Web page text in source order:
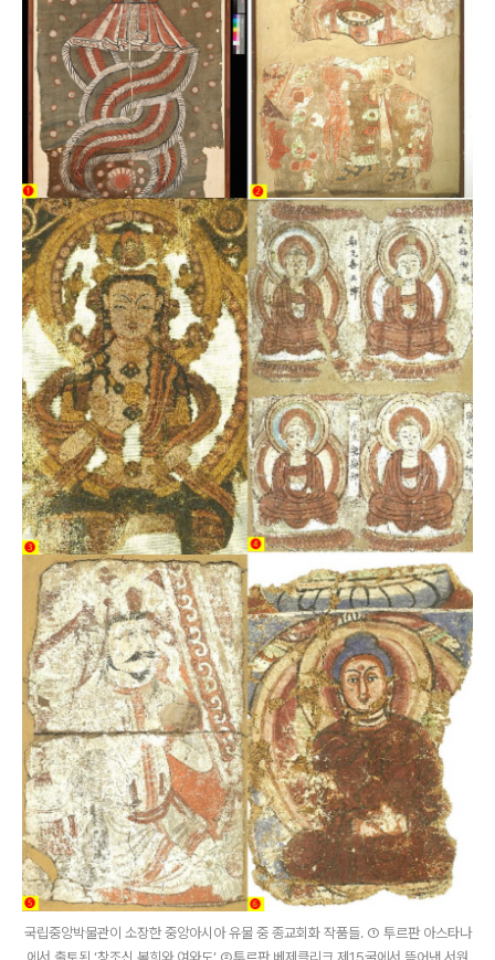
국립중앙박물관이 소장한 중앙아시아 유물 중 종교회화 작품들. ① 투르판 아스타나